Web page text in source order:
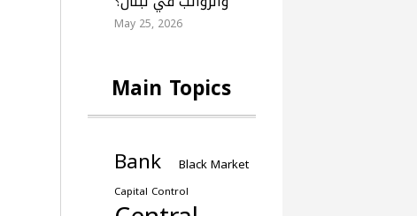
May 25, 2026
Main Topics
Bank
Black Market
Capital Control